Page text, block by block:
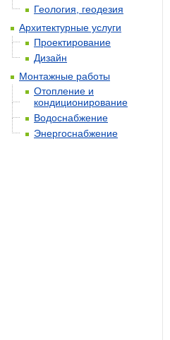
Геология, геодезия
Архитектурные услуги
Проектирование
Дизайн
Монтажные работы
Отопление и
кондиционирование
Водоснабжение
Энергоснабжение